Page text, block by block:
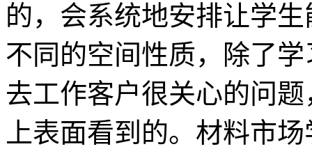
的，会系统地安排让学
不同的空间性质，除了
去工作客户很关心的问
上表面看到的。材料市